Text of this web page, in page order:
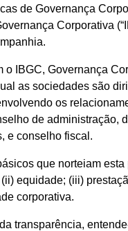
de Governança
Corporativa
o IBGC, Governança
as sociedades são
os
de administração,
e conselho fiscal.
que norteiam esta
equidade; (iii)
corporativa.
transparência,